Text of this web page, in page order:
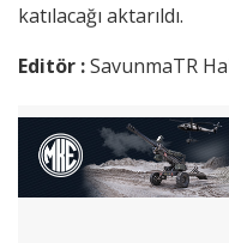
katılacağı aktarıldı.
Editör :SavunmaTR